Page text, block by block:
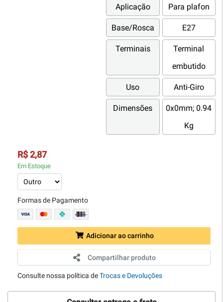
Aplicação Para plafon
Base/Rosca E27
Terminais
Terminal
embutido
Uso Anti-Giro
Dimensões
0x0mm; 0.94
Kg
R$ 2,87
Em Estoque
Formas de Pagamento
Adicionar ao carrinho
Compartilhar produto
Consulte nossa política deTrocas e Devoluções